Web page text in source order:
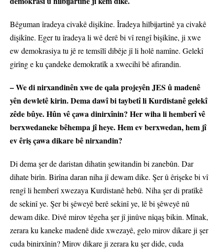
Bêguman îradeya civakê dişikîne. Îradeya hilbijartinê ya civakê
dişikîne. Eger tu îradeya li wê derê bi vî rengî bişikîne, ji xwe
ew demokrasiya tu jê re temsîlî dibêje jî li holê namîne. Gelekî
girîng e ku çandeke demokratîk a xwecihî bê afirandin.
– We di nirxandinên xwe de qala projeyên JES û madenê
yên dewletê kirin. Dema dawî bi taybetî li Kurdistanê gelekî
zêde bûye. Hûn vê çawa dinirxînin? Her wiha li hemberî vê
berxwedaneke bêhempa jî heye. Hem ev berxwedan, hem jî
ev êriş çawa dikare bê nirxandin?
Di dema şer de daristan dihatin şewitandin bi zanebûn. Dar
dihate birîn. Birîna daran niha jî dewam dike. Şer û êrişeke bi vî
rengî li hemberî xwezaya Kurdistanê hebû. Niha şer di pratîkê
de sekinî ye. Şer bi şêweyê berê sekinî ye, lê bi şêweyê nû
dewam dike. Divê mirov têgeha şer jî jinûve nîqaş bikin. Mînak,
zerara ku kaneke madenê dide xwezayê, gelo mirov dikare ji şer
cuda binirxînin? Mirov dikare ji zerara ku şer dide, cuda